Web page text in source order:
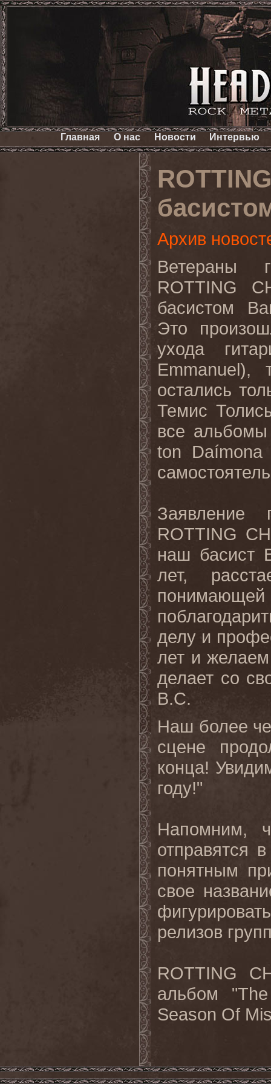
Главная О нас Новости Интервью
Архив
Ветераны
ROTTING
басистом
Это
ухода
Emmanuel),
остались
Темис
все
ton
Daímona
Заявление
ROTTING
наш басист
лет,
делу и
лет и
делает со
B.C.
Наш более
сцене
конца!
году!"
Напомним,
отправятся
понятным
свое
релизов
ROTTING
альбом
Season Of